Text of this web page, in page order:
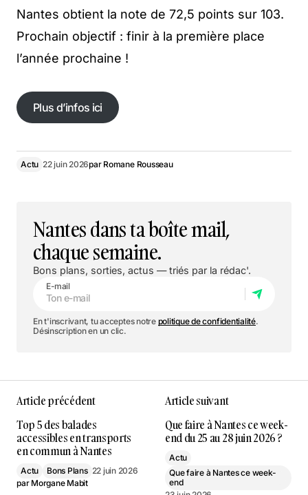
Nantes obtient la note de 72,5 points sur 103.
Prochain objectif : finir à la première place
l’année prochaine !
Plus d’infos ici
Plus d’infos ici
Actu 22 juin 2026par Romane Rousseau
Nantes dans ta boîte mail,
chaque semaine.
Bons plans, sorties, actus — triés par la rédac'.
E-mail
En t'inscrivant, tu acceptes notre politique de confidentialité.
Désinscription en un clic.
Article précédent
Top 5 des balades
accessibles en transports
en commun à Nantes
Actu Bons Plans 22 juin 2026
par Morgane Mabit
Article suivant
Que faire à Nantes ce week-
end du 25 au 28 juin 2026 ?
Actu
Que faire à Nantes ce week-
end